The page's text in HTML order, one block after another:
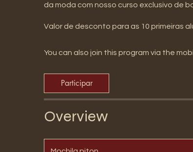
da moda com nosso curso exclusivo de
Valor de desconto para as 10 primeiras
You can also join this program via the
Participar
Overview